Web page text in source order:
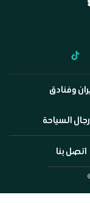
tiktok
وفنادق
رجال السياحة
اتصل بنا